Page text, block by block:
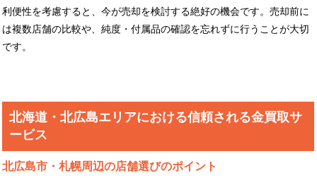
利便性を考慮すると、今が売却を検討する絶好の機会です。売却前に
は複数店舗の比較や、純度・付属品の確認を忘れずに行うことが大切
です。
北海道・北広島エリアにおける信頼される金買取サ
ービス
北広島市・札幌周辺の店舗選びのポイント